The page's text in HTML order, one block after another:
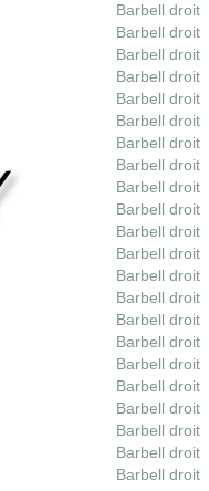
Barbell droit
Barbell droit
Barbell droit
Barbell droit
Barbell droit
Barbell droit
Barbell droit
Barbell droit
Barbell droit
Barbell droit
Barbell droit
Barbell droit
Barbell droit
Barbell droit
Barbell droit
Barbell droit
Barbell droit
Barbell droit
Barbell droit
Barbell droit
Barbell droit
Barbell droit